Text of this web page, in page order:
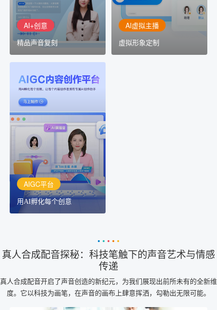
AI+创意
精品声音复刻
AI虚拟主播
虚拟形象定制
AIGC平台
用AI孵化每个创意
AIGC平台
用AI孵化每个创意
讯飞AIGC平台：让每个创
作者都拥有自己的专注AI
创作助手
真人合成配音探秘：科技笔触下的声音艺术与情感
传递
真人合成配音开启了声音创造的新纪元，为我们展现出前所未有的全新维
度。它以科技为画笔，在声音的画布上肆意挥洒，勾勒出无限可能。